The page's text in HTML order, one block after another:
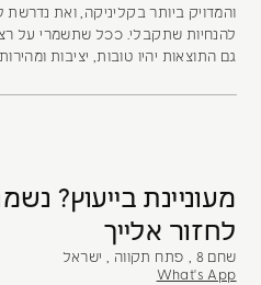
והמדויק ביותר בקליניקה, ואת
להנחיות שתקבלי. ככל שתשמרי על
גם התוצאות יהיו טובות, יציבות ומהירות
שחם 8 , פתח תקווה , ישראל
What's App
מעוניינת בייעוץ?
לחזור אלייך